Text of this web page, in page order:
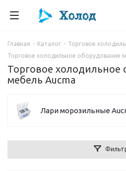
Главная - Каталог - Торговое
Торговое холодильное оборудование
Торговое холодильное
мебель Aucma
Лари морозильные